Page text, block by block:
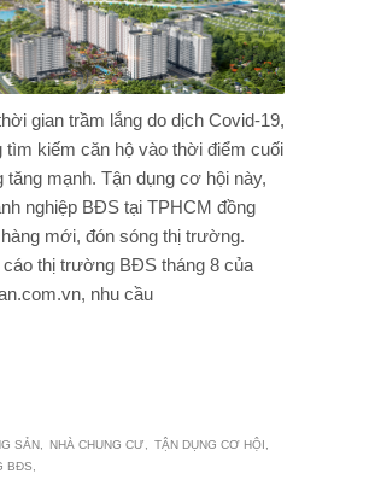
gian trầm lắng do dịch Covid-19,
tìm kiếm căn hộ vào thời điểm cuối
tăng mạnh. Tận dụng cơ hội này,
nghiệp BĐS tại TPHCM đồng
mới, đón sóng thị trường.
cáo thị trường BĐS tháng 8 của
nhu cầu
SẢN NHÀ CHUNG CƯ
TẬN DỤNG CƠ HỘI
BĐS